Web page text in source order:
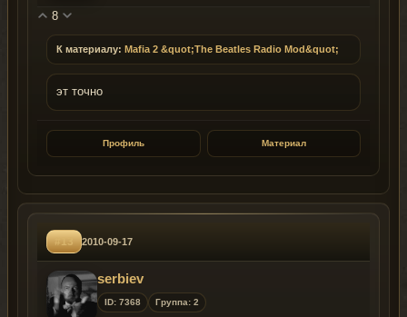
8
К материалу: Mafia 2 &quot;The Beatles Radio Mod&quot;
эт точно
Профиль Материал
#13 2010-09-17
serbiev
ID: 7368 Группа: 2